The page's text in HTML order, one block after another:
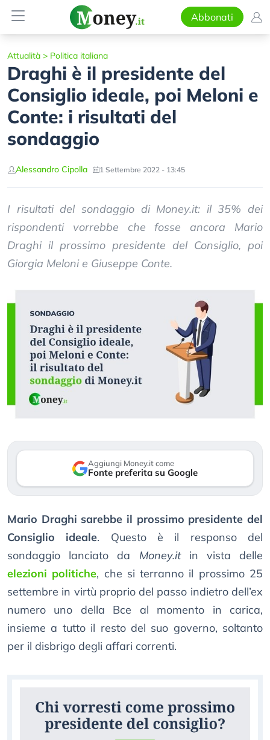
Abbonati
Attualità > Politica italiana
Draghi è il presidente del
Consiglio ideale, poi Meloni e
Conte: i risultati del
sondaggio
Alessandro Cipolla 1 Settembre 2022 - 13:45
I risultati del sondaggio di Money.it: il 35% dei
rispondenti vorrebbe che fosse ancora Mario
Draghi il prossimo presidente del Consiglio, poi
Giorgia Meloni e Giuseppe Conte.
Aggiungi Money.it come
Fonte preferita su Google
Mario Draghi sarebbe il prossimo presidente del
Consiglio ideale. Questo è il responso del
sondaggio lanciato da Money.itin vista delle
elezioni politiche, che si terranno il prossimo 25
settembre in virtù proprio del passo indietro dell’ex
numero uno della Bce al momento in carica,
insieme a tutto il resto del suo governo, soltanto
per il disbrigo degli affari correnti.